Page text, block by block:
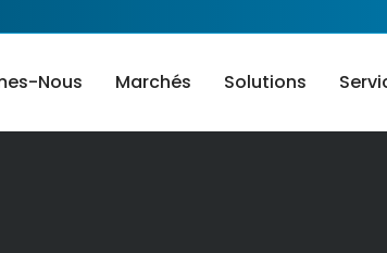
Nous Marchés Solutions